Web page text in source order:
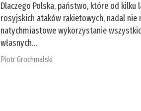
Dlaczego Polska, państwo, które od
rosyjskich ataków rakietowych, nadal nie
natychmiastowe wykorzystanie
własnych...
Piotr Grochmalski